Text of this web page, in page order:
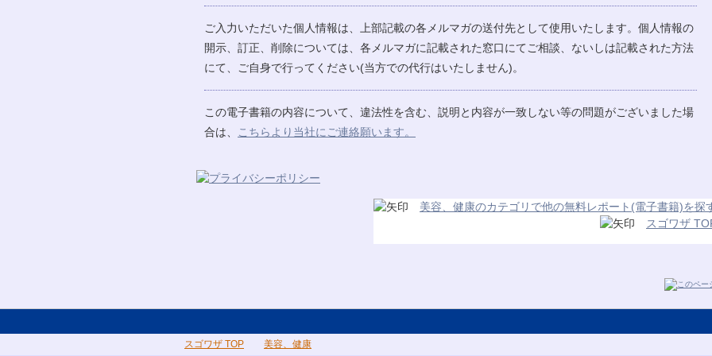
ご入力いただいた個人情報は、上部記載の各メルマガの送付先として使用いたします。個人情報の
開示、訂正、削除については、各メルマガに記載された窓口にてご相談、ないしは記載された方法
にて、ご自身で行ってください(当方での代行はいたしません)。
この電子書籍の内容について、違法性を含む、説明と内容が一致しない等の問題がございました場
合は、
こちらより当社にご連絡願います。
美容、健康のカテゴリで他の無料レポート(電子書籍)を探
スゴワザ
スゴワザ TOP 美容、健康